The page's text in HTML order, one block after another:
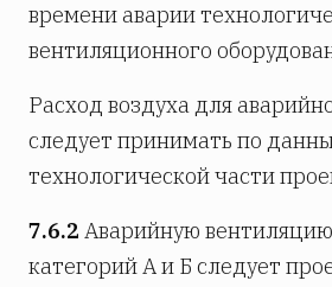
времени аварии
вентиляционного
Расход воздуха для
следует принимать по
технологической части
7.6.2 Аварийную
категорий А и Б следует